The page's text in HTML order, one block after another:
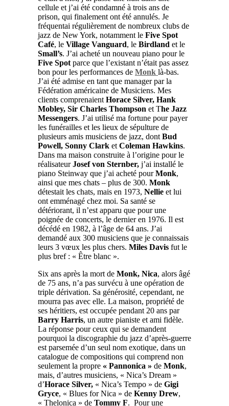
cellule et j’ai été condamné à trois ans de
prison, qui finalement ont été annulés. Je
fréquentai régulièrement de nombreux clubs de
jazz de New York, notamment le Five Spot
Café, le Village Vanguard, le Birdland et le
Small’s. J’ai acheté un nouveau piano pour le
Five Spot parce que l’existant n’était pas assez
bon pour les performances de Monk là-bas.
J’ai été admise en tant que manager par la
Fédération américaine de Musiciens. Mes
clients comprenaient Horace Silver, Hank
Mobley, Sir Charles Thompson et The Jazz
Messengers. J’ai utilisé ma fortune pour payer
les funérailles et les lieux de sépulture de
plusieurs amis musiciens de jazz, dont Bud
Powell, Sonny Clark et Coleman Hawkins.
Dans ma maison construite à l’origine pour le
réalisateurJosef von Sternber, j’ai installé le
piano Steinway que j’ai acheté pourMonk,
ainsi que mes chats – plus de 300. Monk
détestait les chats, mais en 1973, Nellie et lui
ont emménagé chez moi. Sa santé se
détériorant, il n’est apparu que pour une
poignée de concerts, le dernier en 1976. Il est
décédé en 1982, à l’âge de 64 ans. J’ai
demandé aux 300 musiciens que je connaissais
leurs 3 vœux les plus chers. Miles Davis fut le
plus bref : « Être blanc ».
Six ans après la mort de Monk, Nica, alors âgé
de 75 ans, n’a pas survécu à une opération de
triple dérivation. Sa générosité, cependant, ne
mourra pas avec elle. La maison, propriété de
ses héritiers, est occupée pendant 20 ans par
Barry Harris, un autre pianiste et ami fidèle.
La réponse pour ceux qui se demandent
pourquoi la discographie du jazz d’après-guerre
est parsemée d’un seul nom exotique, dans un
catalogue de compositions qui comprend non
seulement la propre « Pannonica » de Monk,
mais, d’autres musiciens, « Nica’s Dream »
d’Horace Silver, « Nica’s Tempo » de Gigi
Gryce, « Blues for Nica » de Kenny Drew,
« Thelonica » de Tommy F. Pour une